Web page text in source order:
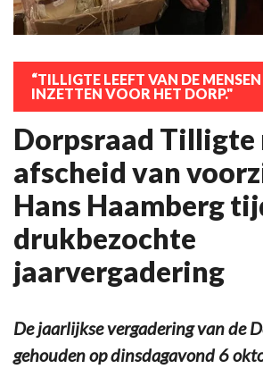
“TILLIGTE LEEFT VAN DE
INZETTEN VOOR HET DORP."
Dorpsraad Tilligte
afscheid van
Hans Haamberg
drukbezochte
jaarvergadering
De jaarlijkse vergadering van de
gehouden op dinsdagavond 6